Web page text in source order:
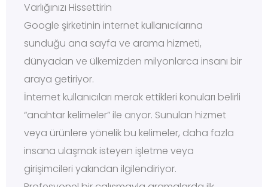
Varlığınızı Hissettirin
Google şirketinin internet kullanıcılarına
sunduğu ana sayfa ve arama hizmeti,
dünyadan ve ülkemizden milyonlarca insanı bir
araya getiriyor.
İnternet kullanıcıları merak ettikleri konuları belirli
“anahtar kelimeler” ile arıyor. Sunulan hizmet
veya ürünlere yönelik bu kelimeler, daha fazla
insana ulaşmak isteyen işletme veya
girişimcileri yakından ilgilendiriyor.